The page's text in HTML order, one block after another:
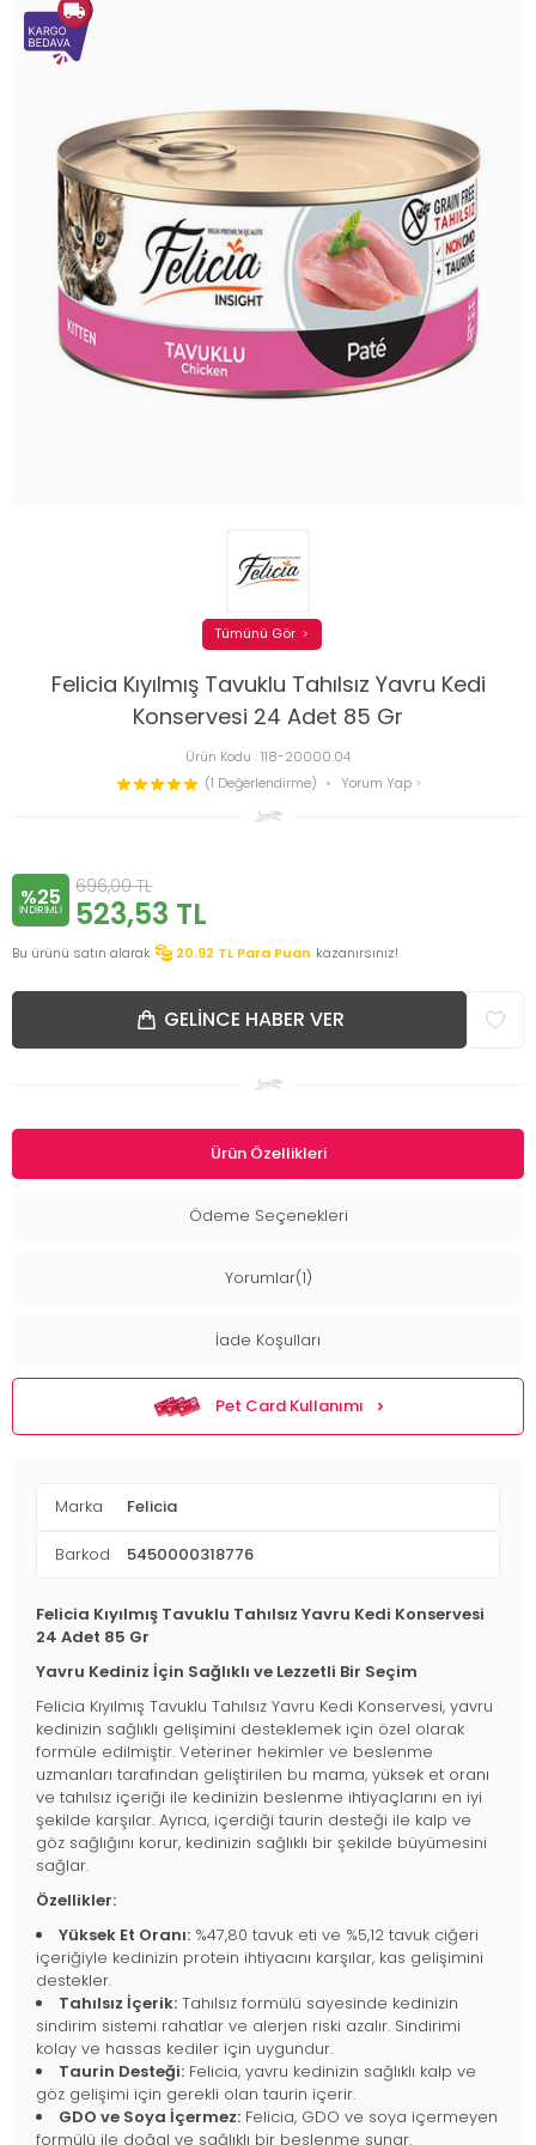
Felicia Kıyılmış Tavuklu Tahılsız Yavru Kedi
Konservesi 24 Adet 85 Gr
Ürün Kodu :118-20000.04
(1 Değerlendirme)
Yorum Yap
Tümünü Gör
%25
INDIRIMLI
696,00TL
523,53 TL
Bu ürünü satın alarak 20.92 TL Para Puan kazanırsınız!
GELINCE HABER VER
Ürün Özellikleri
Ödeme Seçenekleri
Yorumlar(1)
İade Koşulları
Pet Card Kullanımı
Marka Felicia
Barkod 5450000318776
Felicia Kıyılmış Tavuklu Tahılsız Yavru Kedi Konservesi
24 Adet 85 Gr
Yavru Kediniz İçin Sağlıklı ve Lezzetli Bir Seçim
Felicia Kıyılmış Tavuklu Tahılsız Yavru Kedi Konservesi, yavru
kedinizin sağlıklı gelişimini desteklemek için özel olarak
formüle edilmiştir. Veteriner hekimler ve beslenme
uzmanları tarafından geliştirilen bu mama, yüksek et oranı
ve tahılsız içeriği ile kedinizin beslenme ihtiyaçlarını en iyi
şekilde karşılar. Ayrıca, içerdiği taurin desteği ile kalp ve
göz sağlığını korur, kedinizin sağlıklı bir şekilde büyümesini
sağlar.
Özellikler:
Yüksek Et Oranı: %47,80 tavuk eti ve %5,12 tavuk ciğeri
içeriğiyle kedinizin protein ihtiyacını karşılar, kas gelişimini
destekler.
Tahılsız İçerik: Tahılsız formülü sayesinde kedinizin
sindirim sistemi rahatlar ve alerjen riski azalır. Sindirimi
kolay ve hassas kediler için uygundur.
Taurin Desteği: Felicia, yavru kedinizin sağlıklı kalp ve
göz gelişimi için gerekli olan taurin içerir.
GDO ve Soya İçermez: Felicia, GDO ve soya içermeyen
formülü ile doğal ve sağlıklı bir beslenme sunar.